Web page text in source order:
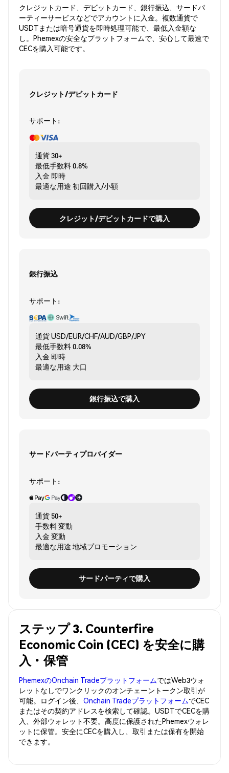
クレジットカード、デビットカード、銀行振込、サードパ
ーティーサービスなどでアカウントに入金。複数通貨で
USDTまたは暗号通貨を即時処理可能で、最低入金額な
し。Phemexの安全なプラットフォームで、安心して最速で
CECを購入可能です。
クレジット/デビットカード
サポート:
通貨30+
最低手数料0.8%
入金 即時
最適な用途 初回購入/小額
クレジット/デビットカードで購入
銀行振込
サポート:
通貨USD/EUR/CHF/AUD/GBP/JPY
最低手数料0.08%
入金 即時
最適な用途 大口
銀行振込で購入
サードパーティプロバイダー
サポート:
通貨 50+
手数料変動
入金 変動
最適な用途 地域プロモーション
サードパーティで購入
ステップ 3. Counterfire
Economic Coin (CEC) を安全に購
入・保管
PhemexのOnchain TradeプラットフォームではWeb3ウォ
レットなしでワンクリックのオンチェーントークン取引が
可能。ログイン後、 Onchain TradeプラットフォームでCEC
またはその契約アドレスを検索して確認。USDTでCECを購
入、外部ウォレット不要。高度に保護されたPhemexウォレ
ットに保管。安全にCECを購入し、取引または保有を開始
できます。